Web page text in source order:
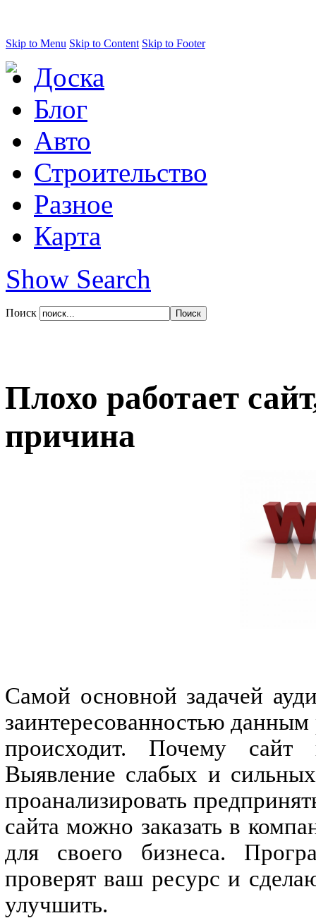
Skip to Menu Skip to Content Skip to Footer
Доска
Блог
Авто
Строительство
Разное
Карта
Show Search
Поиск
Плохо работает
причина
Самой основной задачей
заинтересованностью
происходит. Почему сайт
Выявление слабых и
проанализировать
сайта можно заказать в
для своего бизнеса.
проверят ваш ресурс и
улучшить.